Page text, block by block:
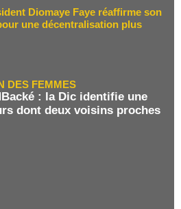
Diomaye Faye réaffirme son
une décentralisation plus
DES FEMMES
: la Dic identifie une
dont deux voisins proches